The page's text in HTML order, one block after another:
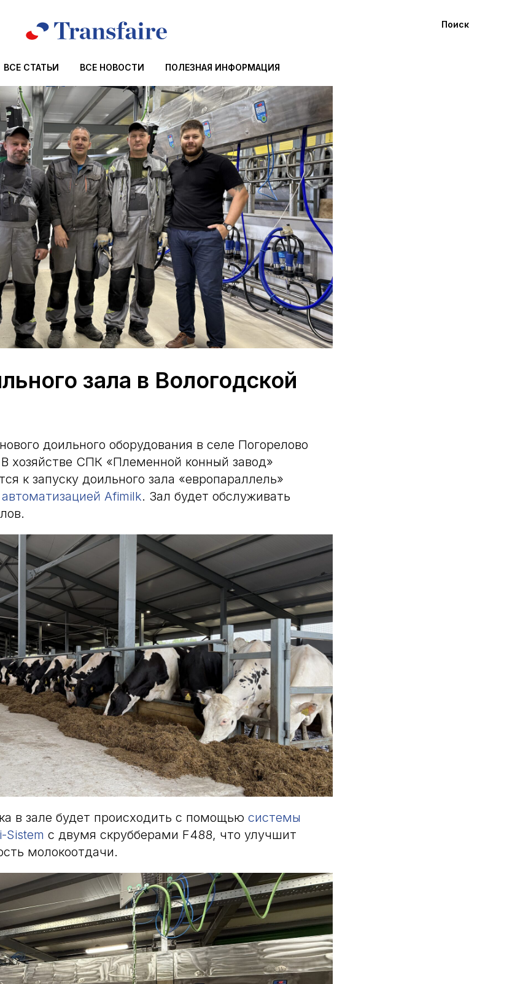
Поиск
ВСЕ СТАТЬИ ВСЕ НОВОСТИ ПОЛЕЗНАЯ ИНФОРМАЦИЯ
зала в Вологодской
доильного оборудования в селе Погорелово
хозяйстве СПК «Племенной конный завод»
к запуску доильного зала «европараллель»
автоматизацией Afimilk. Зал будет обслуживать
в зале будет происходить с помощью системы
Sistem с двумя скрубберами F488, что улучшит
молокоотдачи.